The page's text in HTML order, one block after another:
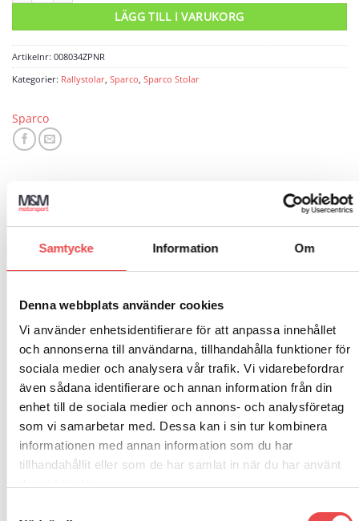
Samtycke Information Om
Denna webbplats använder cookies
Vi använder enhetsidentifierare för att anpassa innehållet
och annonserna till användarna, tillhandahålla funktioner för
sociala medier och analysera vår trafik. Vi vidarebefordrar
även sådana identifierare och annan information från din
enhet till de sociala medier och annons- och analysföretag
som vi samarbetar med. Dessa kan i sin tur kombinera
informationen med annan information som du har
tillhandahållit eller som de har samlat in när du har använt
LÄGG TILL I VARUKORG
Artikelnr: 008034ZPNR
Kategorier: Rallystolar Sparco Sparco Stolar
Sparco
BESKRIVNING
RECENSIONER (0)
Höghållfast Sparco stol ADV Competition Pad
kolfiberstol byggd så att den omfamnar kroppen. Stort
huvud och axelskydd. Kraftabsorberande material i
kontaktytorna mot kroppen. Löstagbar padding med
dubbel densitet. Uttag för 6-punkts bälte.
Sidomontering homologerad med Sparcofästen
004990ADV. Hansförberedd. Vikt:11 Kg. Storlek